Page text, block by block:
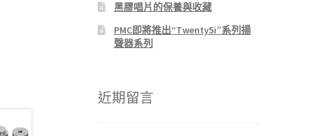
黑膠唱片的保養與收藏
PMC即將推出“Twenty5i”系列揚
聲器系列
近期留言